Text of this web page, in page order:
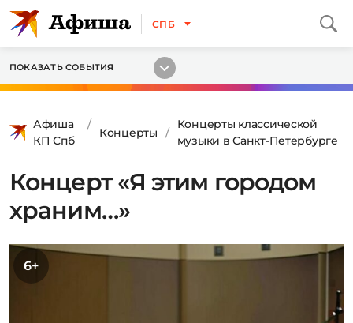
СПБ
ПОКАЗАТЬ СОБЫТИЯ
Афиша
КП Спб
Концерты
Концерты классической
музыки в Санкт-Петербурге
Концерт «Я этим городом
храним…»
6+